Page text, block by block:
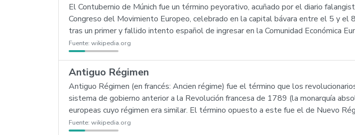
El Contubernio de Múnich fue un término peyorativo, acuñado por el diario
Congreso del Movimiento Europeo, celebrado en la capital bávara entre el 5 y
tras un primer y fallido intento español de ingresar en la Comunidad Económica
Fuente: wikipedia.org
Antiguo Régimen
Antiguo Régimen (en francés: Ancien régime) fue el término que los
sistema de gobierno anterior a la Revolución francesa de 1789 (la monarquía
europeas cuyo régimen era similar. El término opuesto a este fue el de Nuevo
Fuente: wikipedia.org